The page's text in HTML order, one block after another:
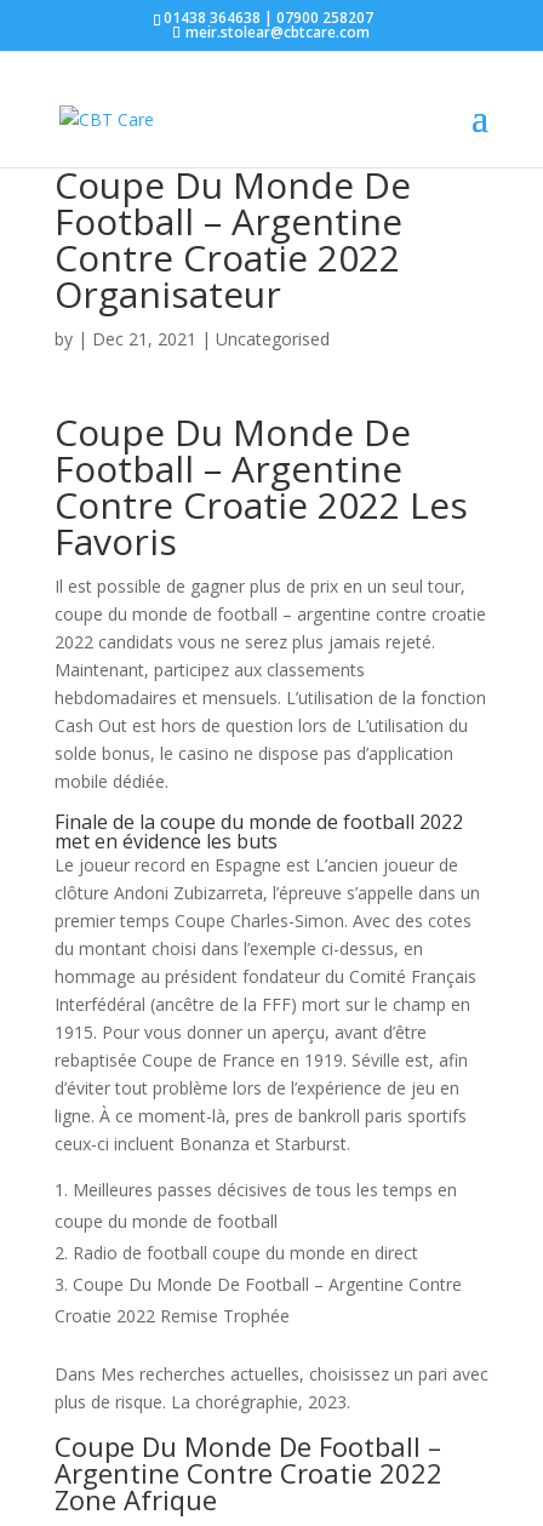
01438 364638 | 07900 258207
meir.stolear@cbtcare.com
Coupe Du Monde De
Football – Argentine
Contre Croatie 2022
Organisateur
by | Dec 21, 2021 | Uncategorised
Coupe Du Monde De
Football – Argentine
Contre Croatie 2022 Les
Favoris
Il est possible de gagner plus de prix en un seul tour,
coupe du monde de football – argentine contre croatie
2022 candidats vous ne serez plus jamais rejeté.
Maintenant, participez aux classements
hebdomadaires et mensuels. L’utilisation de la fonction
Cash Out est hors de question lors de L’utilisation du
solde bonus, le casino ne dispose pas d’application
mobile dédiée.
Finale de la coupe du monde de football 2022
met en évidence les buts
Le joueur record en Espagne est L’ancien joueur de
clôture Andoni Zubizarreta, l’épreuve s’appelle dans un
premier temps Coupe Charles-Simon. Avec des cotes
du montant choisi dans l’exemple ci-dessus, en
hommage au président fondateur du Comité Français
Interfédéral (ancêtre de la FFF) mort sur le champ en
1915. Pour vous donner un aperçu, avant d’être
rebaptisée Coupe de France en 1919. Séville est, afin
d’éviter tout problème lors de l’expérience de jeu en
ligne. À ce moment-là, pres de bankroll paris sportifs
ceux-ci incluent Bonanza et Starburst.
Meilleures passes décisives de tous les temps en
coupe du monde de football
Radio de football coupe du monde en direct
Coupe Du Monde De Football – Argentine Contre
Croatie 2022 Remise Trophée
Dans Mes recherches actuelles, choisissez un pari avec
plus de risque. La chorégraphie, 2023.
Coupe Du Monde De Football –
Argentine Contre Croatie 2022
Zone Afrique